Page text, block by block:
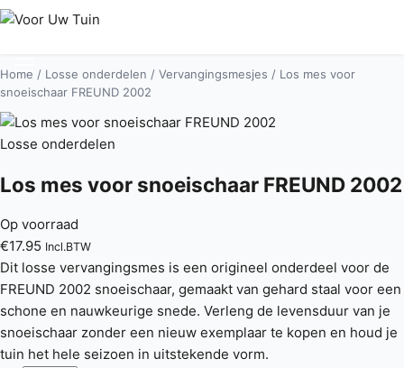
Home / Losse onderdelen / Vervangingsmesjes / Los mes voor
snoeischaar FREUND 2002
Losse onderdelen
Los mes voor snoeischaar FREUND 2002
Op voorraad
€17.95 Incl.BTW
Dit losse vervangingsmes is een origineel onderdeel voor de
FREUND 2002 snoeischaar, gemaakt van gehard staal voor een
schone en nauwkeurige snede. Verleng de levensduur van je
snoeischaar zonder een nieuw exemplaar te kopen en houd je
tuin het hele seizoen in uitstekende vorm.